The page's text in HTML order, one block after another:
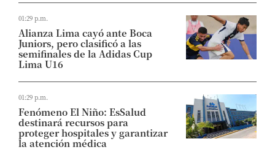
01:29 p.m.
Alianza Lima cayó ante Boca
Juniors, pero clasificó a las
semifinales de la Adidas Cup
Lima U16
01:29 p.m.
Fenómeno El Niño: EsSalud
destinará recursos para
proteger hospitales y garantizar
la atención médica